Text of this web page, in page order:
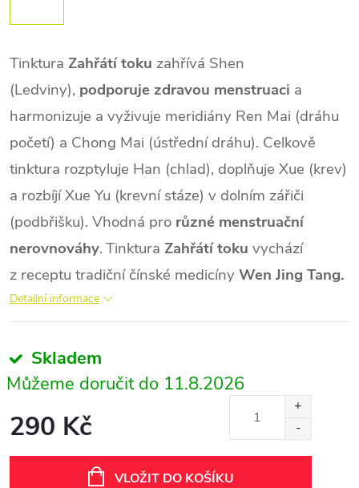
Tinktura Zahřátí toku zahřívá Shen
(Ledviny), podporuje zdravou menstruaci a
harmonizuje a vyživuje meridiány Ren Mai (dráhu
početí) a Chong Mai (ústřední dráhu). Celkově
tinktura rozptyluje Han (chlad), doplňuje Xue (krev)
a rozbíjí Xue Yu (krevní stáze) v dolním zářiči
(podbřišku). Vhodná pro různé menstruační
nerovnováhy.Tinktura Zahřátí toku vychází
z receptu tradiční čínské medicínyWen Jing Tang.
Detailní informace
Skladem
11.8.2026
290 Kč
VLOŽIT DO KOŠÍKU